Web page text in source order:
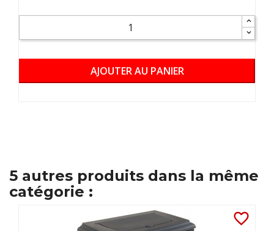
AJOUTER AU PANIER
5 autres produits dans la même
catégorie :
favorite_border